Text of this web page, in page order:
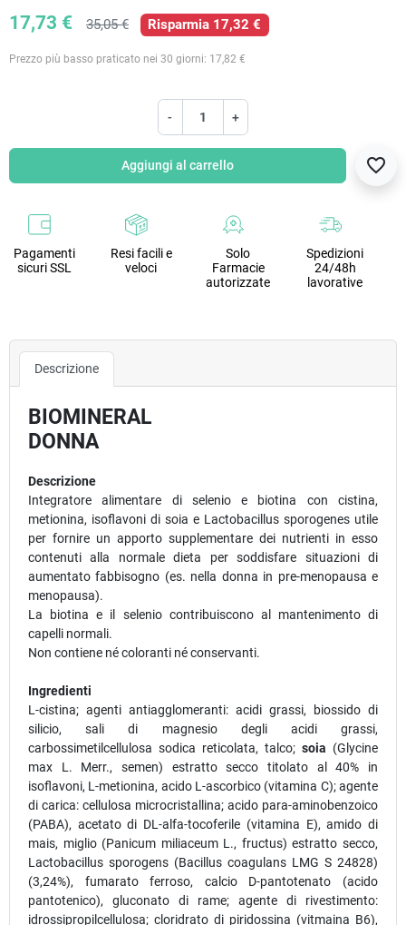
17,73 € 35,05 € Risparmia 17,32 €
Prezzo più basso praticato nei 30 giorni: 17,82 €
- +
Aggiungi al carrello favorite_border
Pagamenti
sicuri SSL
Resi facili e
veloci
Solo
Farmacie
autorizzate
Spedizioni
24/48h
lavorative
Descrizione
BIOMINERAL
DONNA
Descrizione
Integratore alimentare di selenio e biotina con cistina,
metionina, isoflavoni di soia e Lactobacillus sporogenes utile
per fornire un apporto supplementare dei nutrienti in esso
contenuti alla normale dieta per soddisfare situazioni di
aumentato fabbisogno (es. nella donna in pre-menopausa e
menopausa).
La biotina e il selenio contribuiscono al mantenimento di
capelli normali.
Non contiene né coloranti né conservanti.
Ingredienti
L-cistina; agenti antiagglomeranti: acidi grassi, biossido di
silicio, sali di magnesio degli acidi grassi,
carbossimetilcellulosa sodica reticolata, talco; soia (Glycine
max L. Merr., semen) estratto secco titolato al 40% in
isoflavoni, L-metionina, acido L-ascorbico (vitamina C); agente
di carica: cellulosa microcristallina; acido para-aminobenzoico
(PABA), acetato di DL-alfa-tocoferile (vitamina E), amido di
mais, miglio (Panicum miliaceum L., fructus) estratto secco,
Lactobacillus sporogens (Bacillus coagulans LMG S 24828)
(3,24%), fumarato ferroso, calcio D-pantotenato (acido
pantotenico), gluconato di rame; agente di rivestimento:
idrossipropilcellulosa; cloridrato di piridossina (vitmaina B6),